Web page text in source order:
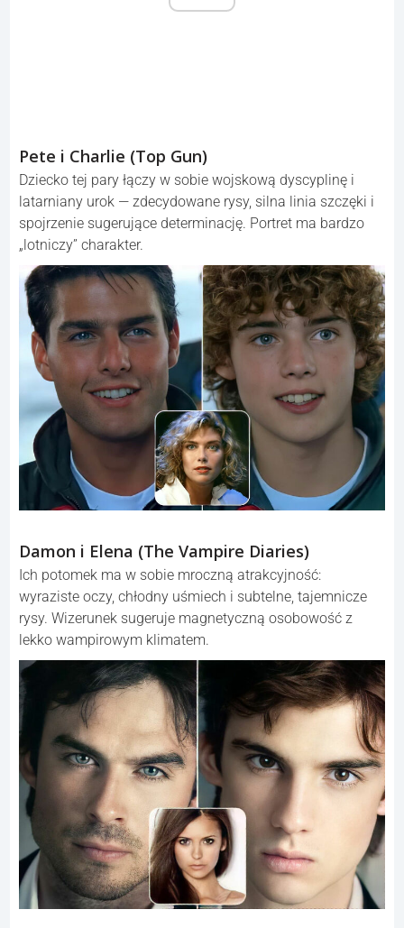
Pete i Charlie (Top Gun)
Dziecko tej pary łączy w sobie wojskową dyscyplinę i
latarniany urok — zdecydowane rysy, silna linia szczęki i
spojrzenie sugerujące determinację. Portret ma bardzo
„lotniczy” charakter.
Damon i Elena (The Vampire Diaries)
Ich potomek ma w sobie mroczną atrakcyjność:
wyraziste oczy, chłodny uśmiech i subtelne, tajemnicze
rysy. Wizerunek sugeruje magnetyczną osobowość z
lekko wampirowym klimatem.